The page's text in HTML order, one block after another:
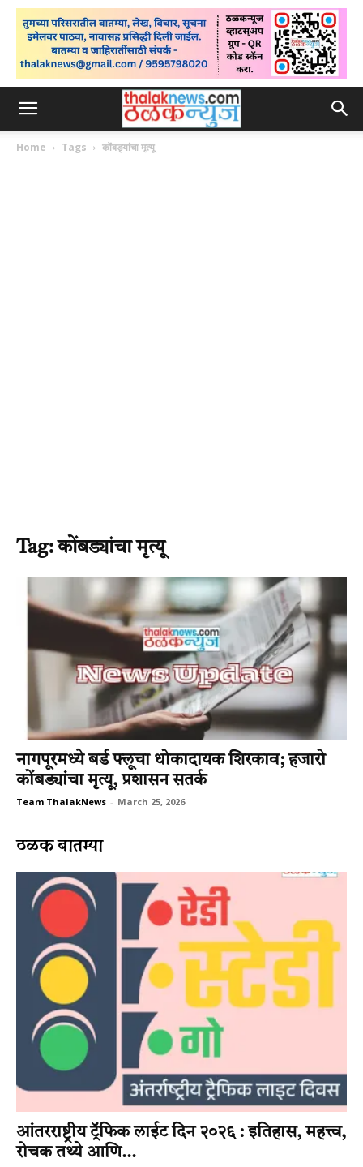
Home Tags कोंबड्यांचा मृत्यू
Tag: कोंबड्यांचा मृत्यू
नागपूरमध्ये बर्ड फ्लूचा धोकादायक शिरकाव; हजारो
कोंबड्यांचा मृत्यू, प्रशासन सतर्क
Team ThalakNews - March 25, 2026
ठळक बातम्या
आंतरराष्ट्रीय ट्रॅफिक लाईट दिन २०२६ : इतिहास, महत्त्व,
रोचक तथ्ये आणि...